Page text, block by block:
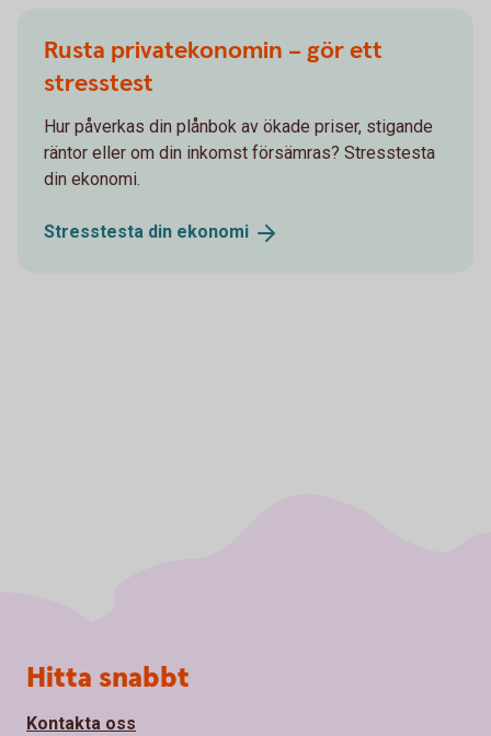
Rusta privatekonomin – gör ett
stresstest
Hur påverkas din plånbok av ökade priser, stigande
räntor eller om din inkomst försämras? Stresstesta
din ekonomi.
Stresstesta din ekonomi
Sidfot
Hitta snabbt
Kontakta oss